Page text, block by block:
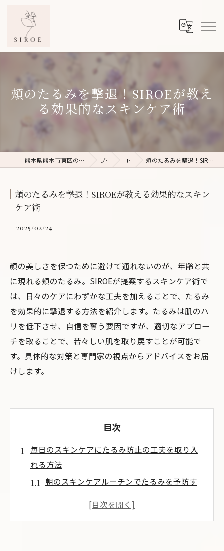
頬のたるみを撃退！SIROEが教え
る効果的なスキンケア術
熊本県熊本市東区のフェイシャルエステならSIROE ブログ コラム 頬のたるみを撃退！SIROEが教える効果的なスキンケア術
頬のたるみを撃退！SIROEが教える効果的なスキン
ケア術
2025/02/24
顔の美しさを保つために避けて通れないのが、年齢と共
に現れる頬のたるみ。SIROEが提案するスキンケア術で
は、日々のケアにわずかな工夫を加えることで、たるみ
を効果的に撃退する方法を紹介します。たるみは肌のハ
リを低下させ、自信を奪う要因ですが、適切なアプロー
チを取ることで、若々しい肌を取り戻すことが可能で
す。具体的な対策と専門家の視点からアドバイスをお届
けします。
目次
毎日のスキンケアにたるみ防止の工夫を取り入
れる方法
朝のスキンケアルーチンでたるみを予防す
夜のケアで肌のハリを高める秘訣